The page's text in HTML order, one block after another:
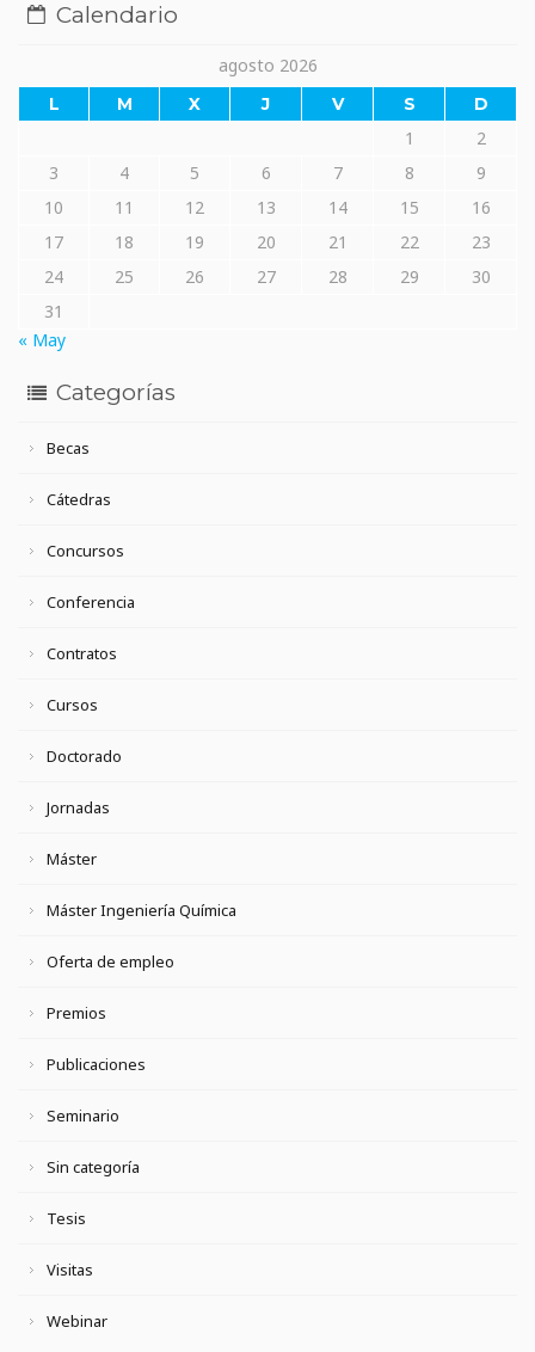
Calendario
agosto 2026
L M X J V S D
1
2
3
4 5 6 7 8
9
10
11 12 13 14 15
16
17
18 19 20 21 22
23
24
25 26 27 28 29
30
31
« May
Categorías
Becas
Cátedras
Concursos
Conferencia
Contratos
Cursos
Doctorado
Jornadas
Máster
Máster Ingeniería Química
Oferta de empleo
Premios
Publicaciones
Seminario
Sin categoría
Tesis
Visitas
Webinar